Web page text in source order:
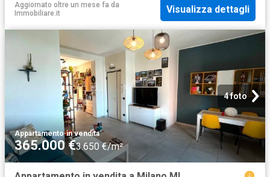
Aggiornato oltre un mese fa da
Immobiliare.it
Visualizza dettagli
4 foto
Appartamento·in vendita
365.000 €3.650 €/m²